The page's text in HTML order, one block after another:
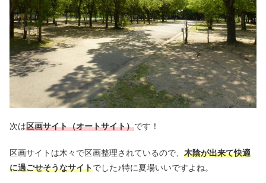
次は区画サイト（オートサイト）です！
区画サイトは木々で区画整理されているので、 木陰が出来て快適
に過ごせそうなサイトでした♪特に夏場いいですよね。